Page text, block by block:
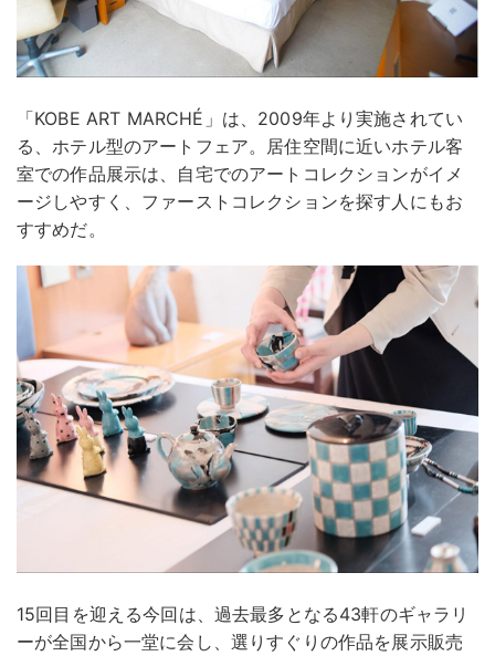
「KOBE ART MARCHÉ」は、2009年より実施されてい
る、ホテル型のアートフェア。居住空間に近いホテル客
室での作品展示は、自宅でのアートコレクションがイメ
ージしやすく、ファーストコレクションを探す人にもお
すすめだ。
15回目を迎える今回は、過去最多となる43軒のギャラリ
ーが全国から一堂に会し、選りすぐりの作品を展示販売